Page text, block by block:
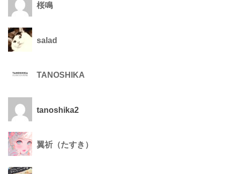
桜鳴
salad
TANOSHIKA
tanoshika2
翼祈（たすき）